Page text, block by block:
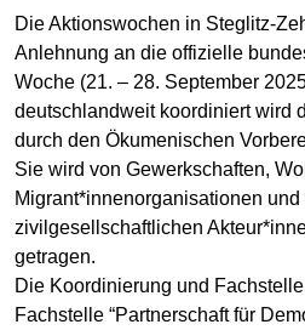
Die Aktionswochen in Steglitz-
Anlehnung an die offizielle
Woche (21. – 28. September
deutschlandweit koordiniert wird
durch den Ökumenischen
Sie wird von Gewerkschaften,
Migrant*innenorganisationen und
zivilgesellschaftlichen
getragen.
Die Koordinierung und
Fachstelle “Partnerschaft für